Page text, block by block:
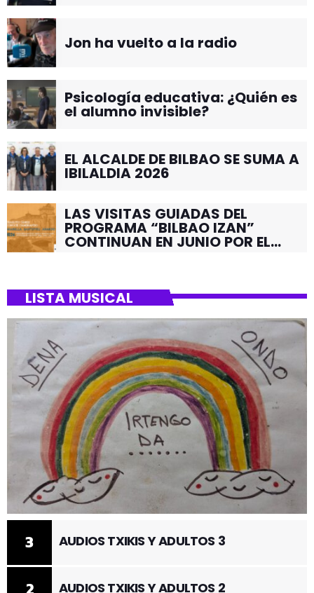
Jon ha vuelto a la radio
Psicología educativa: ¿Quién es
el alumno invisible?
EL ALCALDE DE BILBAO SE SUMA A
IBILALDIA 2026
LAS VISITAS GUIADAS DEL
PROGRAMA “BILBAO IZAN”
CONTINUAN EN JUNIO POR EL
LISTA MUSICAL
AUDIOS TXIKIS Y ADULTOS 2
3 AUDIOS TXIKIS Y ADULTOS 3